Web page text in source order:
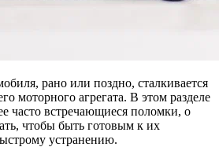
рано или поздно, сталкивается
моторного агрегата. В этом разделе
часто встречающиеся поломки, о
чтобы быть готовым к их
устранению.